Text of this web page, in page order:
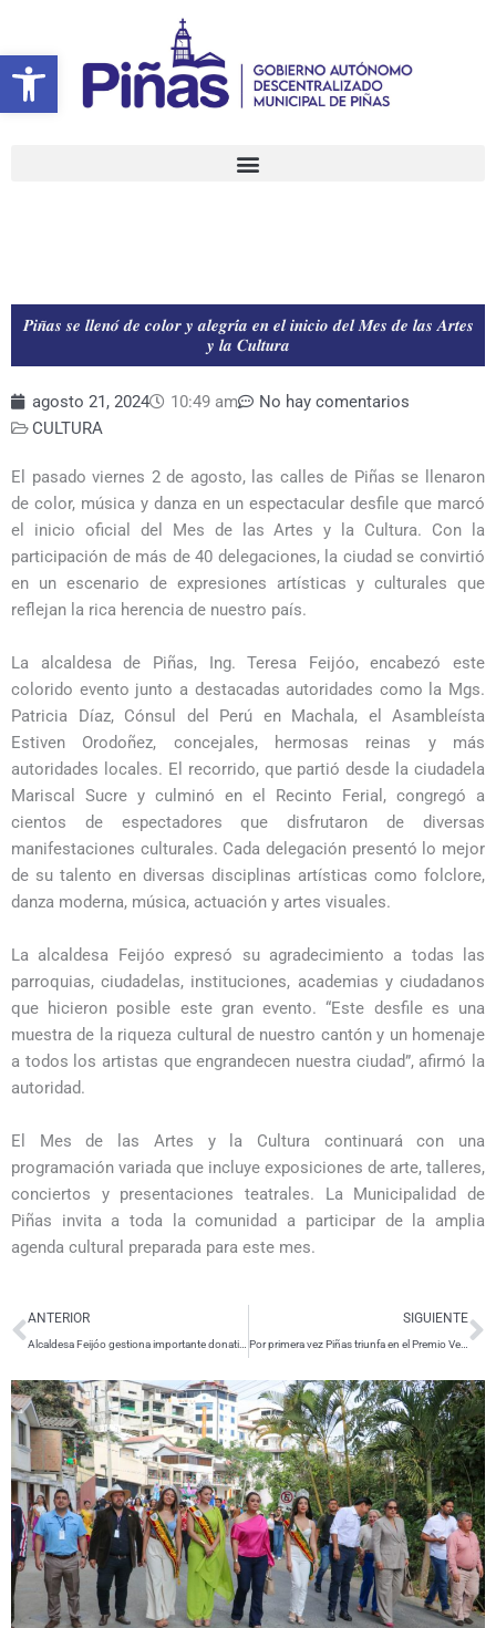
Abrir barra de herramientas
contenido
𝑷𝒊𝒏̃𝒂𝒔 𝒔𝒆 𝒍𝒍𝒆𝒏𝒐́ 𝒅𝒆 𝒄𝒐𝒍𝒐𝒓 𝒚 𝒂𝒍𝒆𝒈𝒓𝒊́𝒂 𝒆𝒏 𝒆𝒍 𝒊𝒏𝒊𝒄𝒊𝒐 𝒅𝒆𝒍 𝑴𝒆𝒔 𝒅𝒆 𝒍𝒂𝒔 𝑨𝒓𝒕𝒆𝒔
𝒚 𝒍𝒂 𝑪𝒖𝒍𝒕𝒖𝒓𝒂
agosto 21, 2024 10:49 am
No hay comentarios
CULTURA
El pasado viernes 2 de agosto, las calles de Piñas se llenaron
de color, música y danza en un espectacular desfile que marcó
el inicio oficial del Mes de las Artes y la Cultura. Con la
participación de más de 40 delegaciones, la ciudad se convirtió
en un escenario de expresiones artísticas y culturales que
reflejan la rica herencia de nuestro país.
La alcaldesa de Piñas, Ing. Teresa Feijóo, encabezó este
colorido evento junto a destacadas autoridades como la Mgs.
Patricia Díaz, Cónsul del Perú en Machala, el Asambleísta
Estiven Orodoñez, concejales, hermosas reinas y más
autoridades locales. El recorrido, que partió desde la ciudadela
Mariscal Sucre y culminó en el Recinto Ferial, congregó a
cientos de espectadores que disfrutaron de diversas
manifestaciones culturales. Cada delegación presentó lo mejor
de su talento en diversas disciplinas artísticas como folclore,
danza moderna, música, actuación y artes visuales.
La alcaldesa Feijóo expresó su agradecimiento a todas las
parroquias, ciudadelas, instituciones, academias y ciudadanos
que hicieron posible este gran evento. “Este desfile es una
muestra de la riqueza cultural de nuestro cantón y un homenaje
a todos los artistas que engrandecen nuestra ciudad”, afirmó la
autoridad.
El Mes de las Artes y la Cultura continuará con una
programación variada que incluye exposiciones de arte, talleres,
conciertos y presentaciones teatrales. La Municipalidad de
Piñas invita a toda la comunidad a participar de la amplia
agenda cultural preparada para este mes.
ANTERIOR
Alcaldesa Feijóo gestiona importante donativo para mejorar la calidad de vida de familias piñasienses
SIGUIENTE
Por primera vez Piñas triunfa en el Premio Verde: $115 mil para el “Proyecto Ecoturístico Chorro Viringo”